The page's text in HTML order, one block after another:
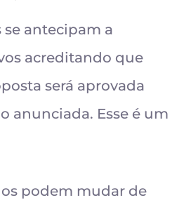
se antecipam a
acreditando que
será aprovada
anunciada. Esse é um
podem mudar de